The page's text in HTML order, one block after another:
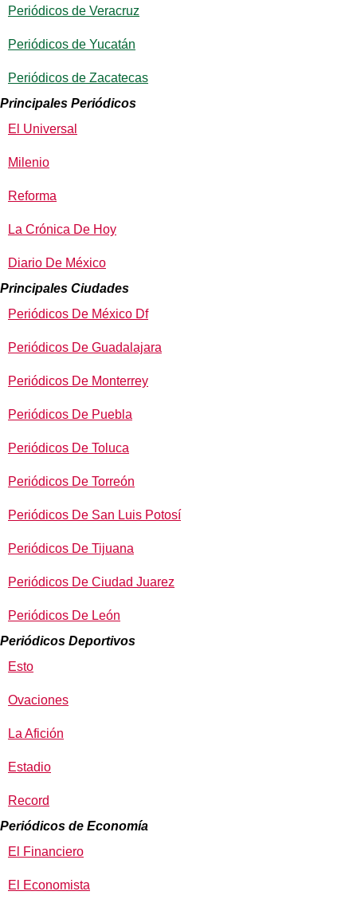
Periódicos de Veracruz
Periódicos de Yucatán
Periódicos de Zacatecas
Principales Periódicos
El Universal
Milenio
Reforma
La Crónica De Hoy
Diario De México
Principales Ciudades
Periódicos De México Df
Periódicos De Guadalajara
Periódicos De Monterrey
Periódicos De Puebla
Periódicos De Toluca
Periódicos De Torreón
Periódicos De San Luis Potosí
Periódicos De Tijuana
Periódicos De Ciudad Juarez
Periódicos De León
Periódicos Deportivos
Esto
Ovaciones
La Afición
Estadio
Record
Periódicos de Economía
El Financiero
El Economista